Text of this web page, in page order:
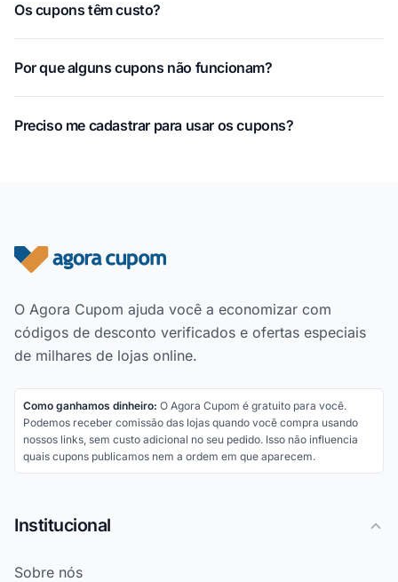
Os cupons têm custo?
Por que alguns cupons não funcionam?
Preciso me cadastrar para usar os cupons?
Rodapé do site
O Agora Cupom ajuda você a economizar com
códigos de desconto verificados e ofertas especiais
de milhares de lojas online.
Como ganhamos dinheiro: O Agora Cupom é gratuito para você.
Podemos receber comissão das lojas quando você compra usando
nossos links, sem custo adicional no seu pedido. Isso não influencia
quais cupons publicamos nem a ordem em que aparecem.
Institucional
Sobre nós